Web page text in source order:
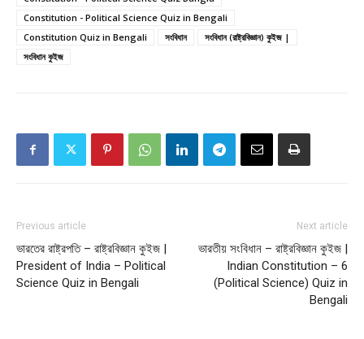
Constitution - Political Science Quiz in Bengali
Constitution Quiz in Bengali
সংবিধান
সংবিধান (রাষ্ট্রবিজ্ঞান) কুইজ |
সংবিধান কুইজ
Previous article
ভারতের রাষ্ট্রপতি – রাষ্ট্রবিজ্ঞান কুইজ |
President of India – Political
Science Quiz in Bengali
Next article
ভারতীয় সংবিধান – রাষ্ট্রবিজ্ঞান কুইজ |
Indian Constitution – 6
(Political Science) Quiz in
Bengali